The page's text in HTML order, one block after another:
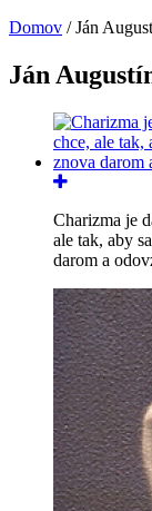
Domov /Ján
Ján
Charizma je
ale tak, aby
darom a